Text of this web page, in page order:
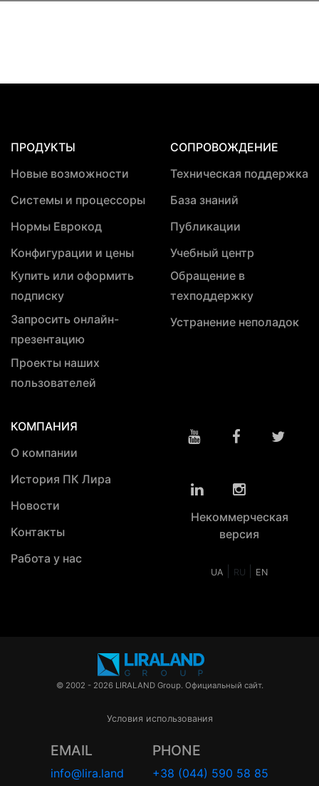
ПРОДУКТЫ
Новые возможности
Системы и процессоры
Нормы Еврокод
Конфигурации и цены
Купить или оформить
подписку
Запросить онлайн-
презентацию
Проекты наших
пользователей
СОПРОВОЖДЕНИЕ
Техническая поддержка
База знаний
Публикации
Учебный центр
Обращение в
техподдержку
Устранение неполадок
КОМПАНИЯ
О компании
История ПК Лира
Новости
Контакты
Работа у нас
Некоммерческая
версия
UA RU EN
© 2002 - 2026 LIRALAND Group. Официальный сайт.
Условия использования
EMAIL
info@lira.land
PHONE
+38 (044) 590 58 85